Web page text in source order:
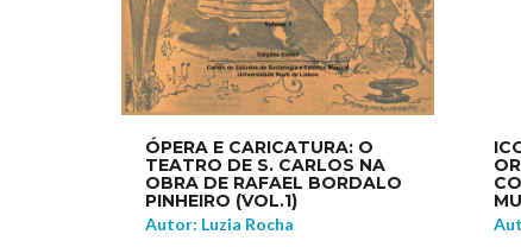
ÓPERA E CARICATURA: O
TEATRO DE S. CARLOS NA
OBRA DE RAFAEL BORDALO
PINHEIRO (VOL.1)
Autor: Luzia Rocha